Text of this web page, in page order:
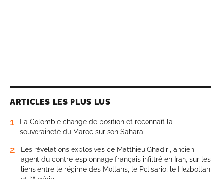
ARTICLES LES PLUS LUS
1
La Colombie change de position et reconnaît la
souveraineté du Maroc sur son Sahara
2
Les révélations explosives de Matthieu Ghadiri, ancien
agent du contre-espionnage français infiltré en Iran, sur les
liens entre le régime des Mollahs, le Polisario, le Hezbollah